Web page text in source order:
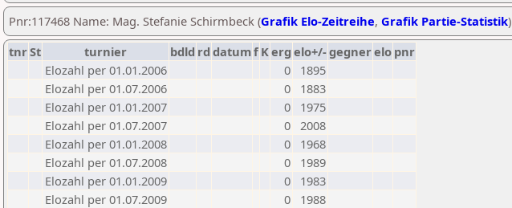
Pnr:117468 Name: Mag. Stefanie Schirmbeck (Grafik Elo-Zeitreihe, Grafik Partie-Statistik)
tnrSt turnier bdld rd datumf Kerg elo+/-gegnerelo pnr
Elozahl per 01.01.2006
0
1895
Elozahl per 01.07.2006
0
1883
Elozahl per 01.01.2007
0
1975
Elozahl per 01.07.2007
0 2008
Elozahl per 01.01.2008
0
1968
Elozahl per 01.07.2008
0
1989
Elozahl per 01.01.2009
0
1983
Elozahl per 01.07.2009
0
1988